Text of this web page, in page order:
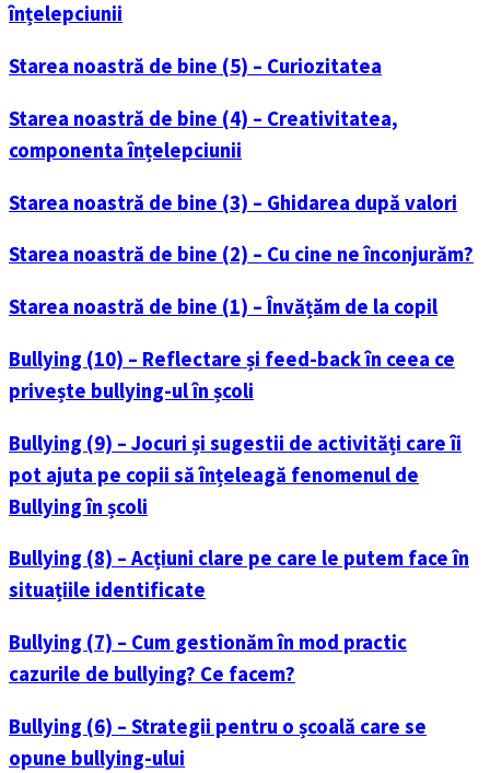
înțelepciunii
Starea noastră de bine (5) – Curiozitatea
Starea noastră de bine (4) – Creativitatea,
componenta înțelepciunii
Starea noastră de bine (3) – Ghidarea după valori
Starea noastră de bine (2) – Cu cine ne înconjurăm?
Starea noastră de bine (1) – Învățăm de la copil
Bullying (10) – Reflectare și feed-back în ceea ce
privește bullying-ul în școli
Bullying (9) – Jocuri și sugestii de activități care îi
pot ajuta pe copii să înțeleagă fenomenul de
Bullying în școli
Bullying (8) – Acțiuni clare pe care le putem face în
situațiile identificate
Bullying (7) – Cum gestionăm în mod practic
cazurile de bullying? Ce facem?
Bullying (6) – Strategii pentru o școală care se
opune bullying-ului